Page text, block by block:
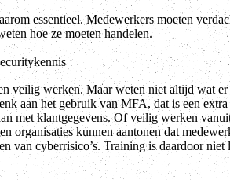
essentieel. Medewerkers moeten
hoe ze moeten handelen.
veilig werken. Maar weten niet altijd wat er
aan het gebruik van MFA, dat is een extra
met klantgegevens. Of veilig werken
organisaties kunnen aantonen dat
van cyberrisico’s. Training is daardoor niet